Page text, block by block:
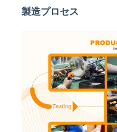
製造プロセス